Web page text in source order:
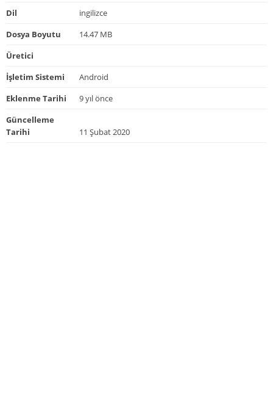
Dil
ingilizce
Dosya Boyutu
14.47 MB
Üretici
İşletim Sistemi
Android
Eklenme Tarihi
9 yıl önce
Güncelleme
Tarihi
11 Şubat 2020